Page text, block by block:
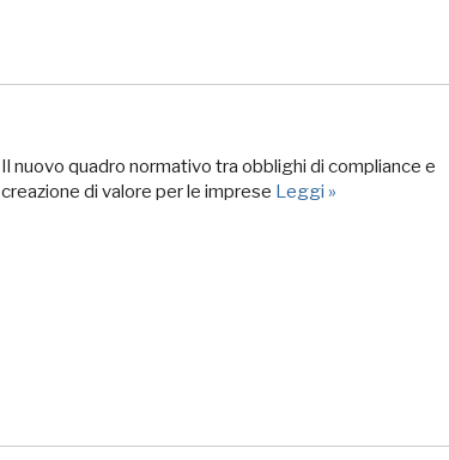
Il nuovo quadro normativo tra obblighi di compliance e
creazione di valore per le imprese Leggi »